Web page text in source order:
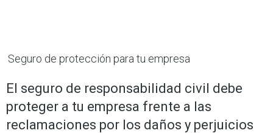
Seguro de protección para tu empresa
El seguro de responsabilidad civil debe
proteger a tu empresa frente a las
reclamaciones por los daños y perjuicios